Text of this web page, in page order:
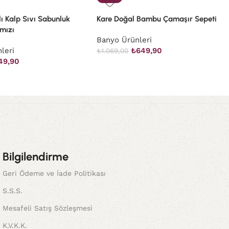
Kalp Sıvı Sabunluk
Kare Doğal Bambu Çamaşır Sepeti
Banyo Ürünleri
₺1.069,00 ₺649,90
Bilgilendirme
Geri Ödeme ve İade Politikası
S.S.S.
Mesafeli Satış Sözleşmesi
K.V.K.K.